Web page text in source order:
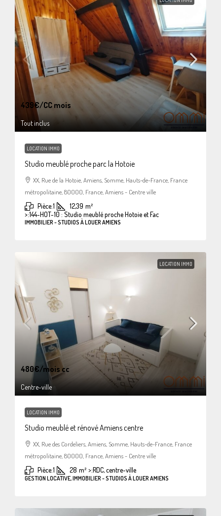
439€/CC mois
Tout inclus
LOCATION IMMO
Studio meublé proche parc la Hotoie
XX, Rue de la Hotoie, Amiens, Somme, Hauts-de-France, France
métropolitaine, 80000, France, Amiens - Centre ville
Pièce:1 12,39 m²
>:144-HOT-10 : Studio meublé proche Hotoie et Fac
IMMOBILIER - STUDIOS À LOUER AMIENS
LOCATION IMMO
480€/mois cc
Centre-ville
LOCATION IMMO
Studio meublé et rénové Amiens centre
XX, Rue des Cordeliers, Amiens, Somme, Hauts-de-France, France
métropolitaine, 80000, France, Amiens - Centre ville
Pièce:1 28 m² >:RDC, centre-ville
GESTION LOCATIVE, IMMOBILIER - STUDIOS À LOUER AMIENS